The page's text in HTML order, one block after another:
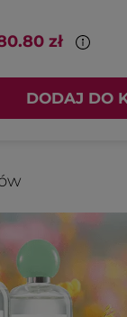
zł
DODAJ DO